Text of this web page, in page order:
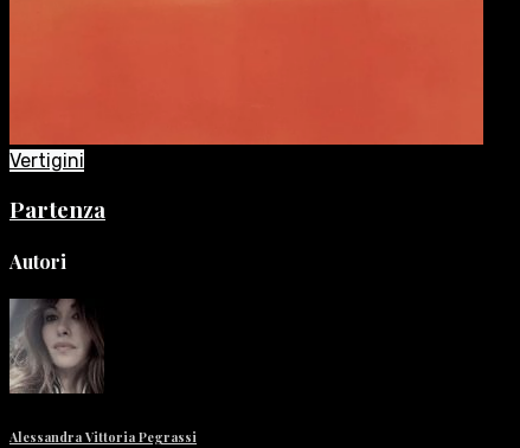
Vertigini
Partenza
Autori
Alessandra Vittoria Pegrassi